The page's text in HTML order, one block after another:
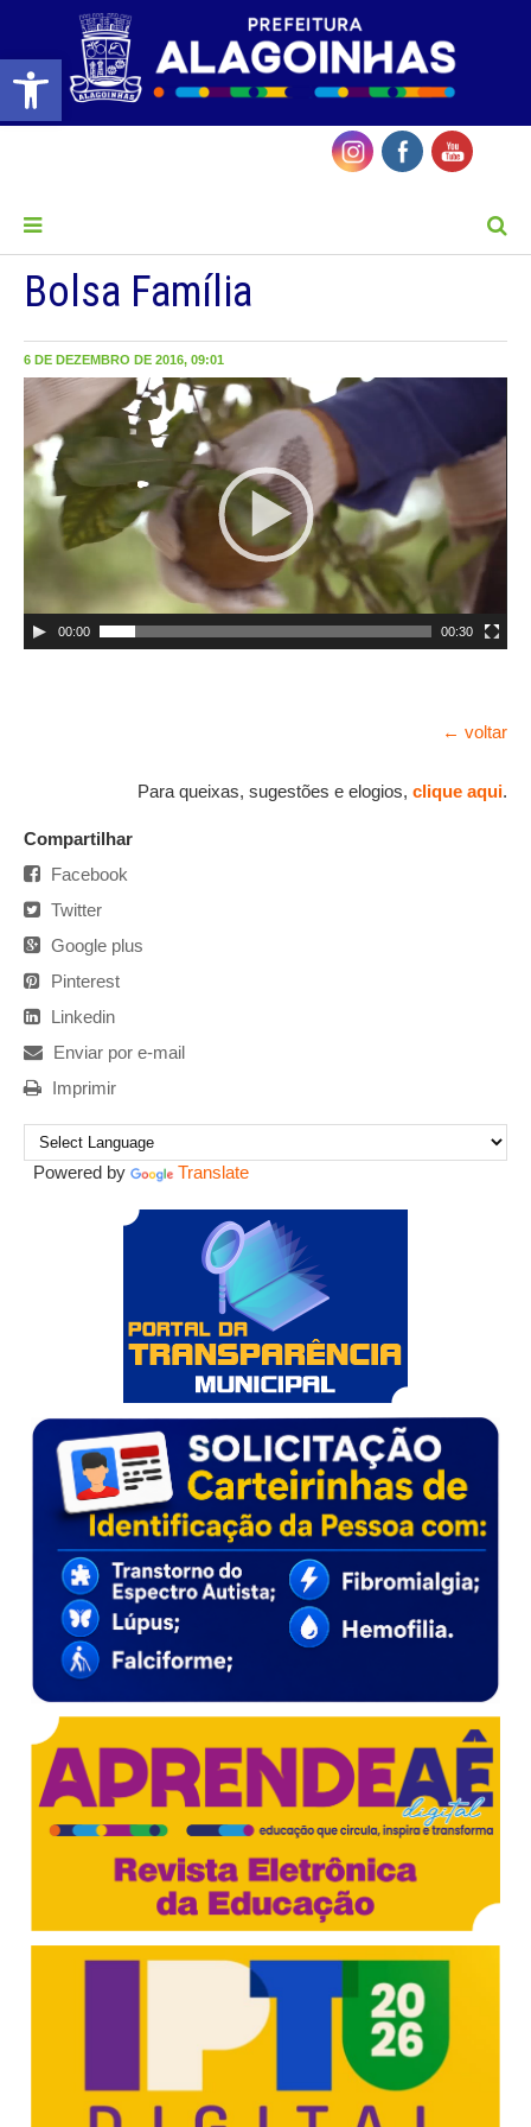
Barra de Ferramentas Aberta
Bolsa Família
6 DE DEZEMBRO DE 2016, 09:01
Tocador
vídeo
00:00 00:30
← voltar
Para queixas, sugestões e elogios, clique aqui.
Compartilhar
Facebook
Twitter
Google plus
Pinterest
Linkedin
Enviar por e-mail
Imprimir
Powered by Translate